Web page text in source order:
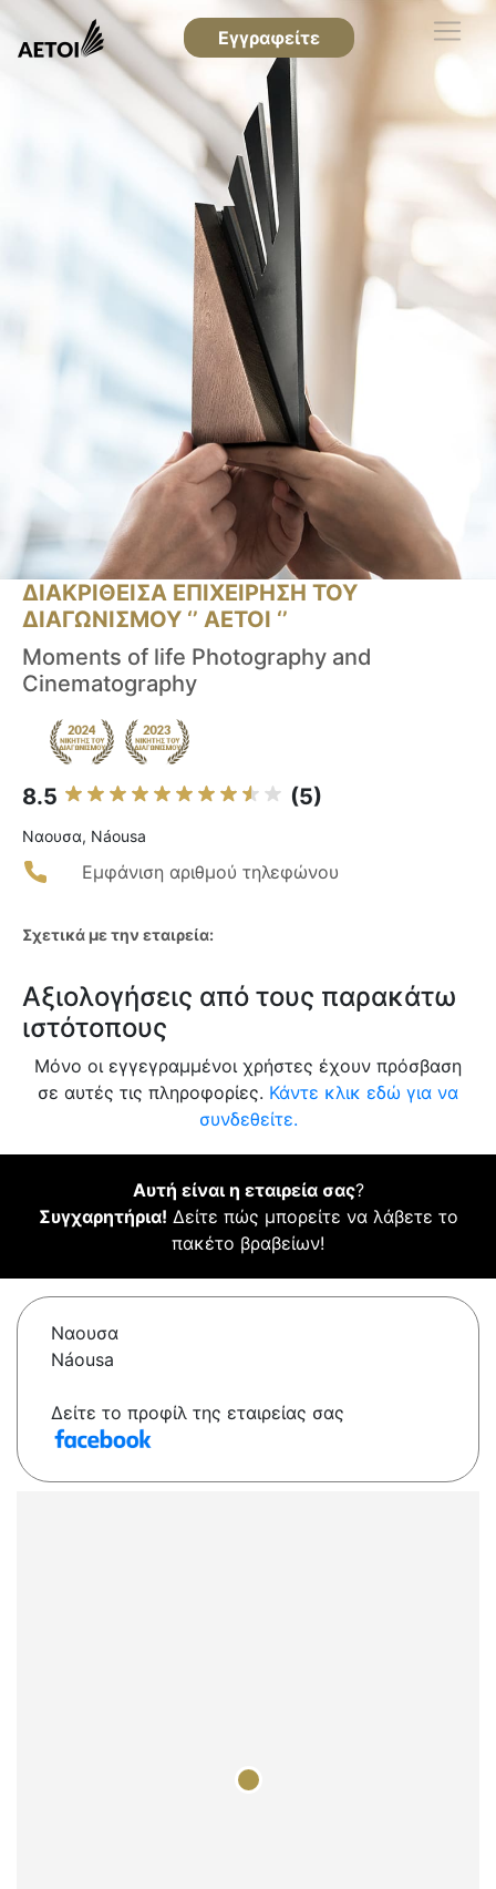
Εγγραφείτε
ΔΙΑΚΡΙΘΕΙΣΑ ΕΠΙΧΕΙΡΗΣΗ ΤΟΥ
ΔΙΑΓΩΝΙΣΜΟΥ ‘’ ΑΕΤΟΙ ‘’
Moments of life Photography and
Cinematography
8.5 (5)
Ναουσα, Náousa
Εμφάνιση αριθμού τηλεφώνου
Σχετικά με την εταιρεία:
Αξιολογήσεις από τους παρακάτω
ιστότοπους
Μόνο οι εγγεγραμμένοι χρήστες έχουν πρόσβαση
σε αυτές τις πληροφορίες. Κάντε κλικ εδώ για να
συνδεθείτε.
Αυτή είναι η εταιρεία σας?
Συγχαρητήρια! Δείτε πώς μπορείτε να λάβετε το
πακέτο βραβείων!
Ναουσα
Náousa
Δείτε το προφίλ της εταιρείας σας